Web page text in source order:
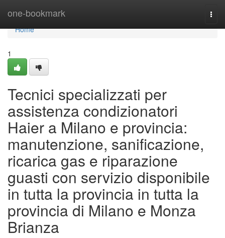
one-bookmark
Home
Home
1
Tecnici specializzati per
assistenza condizionatori
Haier a Milano e provincia:
manutenzione, sanificazione,
ricarica gas e riparazione
guasti con servizio disponibile
in tutta la provincia in tutta la
provincia di Milano e Monza
Brianza